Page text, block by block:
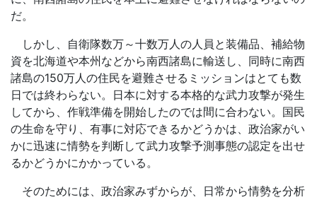
だ。
しかし、自衛隊数万～十数万人の人員と装備品、補給物
資を北海道や本州などから南西諸島に輸送し、同時に南西
諸島の150万人の住民を避難させるミッションはとても数
日では終わらない。日本に対する本格的な武力攻撃が発生
してから、作戦準備を開始したのでは間に合わない。国民
の生命を守り、有事に対応できるかどうかは、政治家がい
かに迅速に情勢を判断して武力攻撃予測事態の認定を出せ
るかどうかにかかっている。
そのためには、政治家みずからが、日常から情勢を分析